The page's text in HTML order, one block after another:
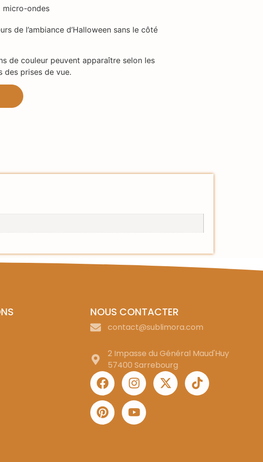
micro-ondes
de l’ambiance d’Halloween sans le côté
de couleur peuvent apparaître selon les
des prises de vue.
NOUS CONTACTER
contact@sublimora.com
2 Impasse du Général Maud'Huy
57400 Sarrebourg